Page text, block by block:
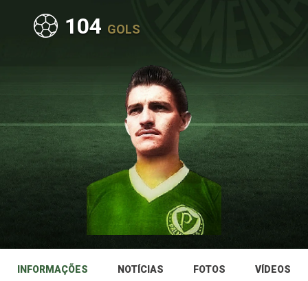
104 GOLS
INFORMAÇÕES NOTÍCIAS FOTOS VÍDEOS